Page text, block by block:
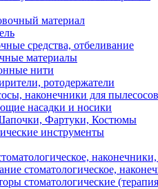
материал
средства, отбеливание
материалы
нити
ротодержатели
наконечники для
насадки и носики
Фартуки, Костюмы
инструменты
стоматологическое,
стоматологические